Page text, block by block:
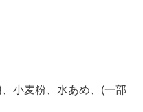
小麦粉、水あめ、(一部